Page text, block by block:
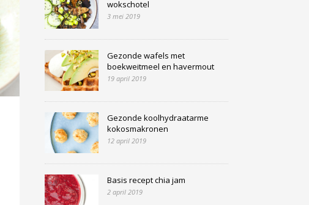
wokschotel
3 mei 2019
Gezonde wafels met
boekweitmeel en havermout
19 april 2019
Gezonde koolhydraatarme
kokosmakronen
12 april 2019
Basis recept chia jam
2 april 2019